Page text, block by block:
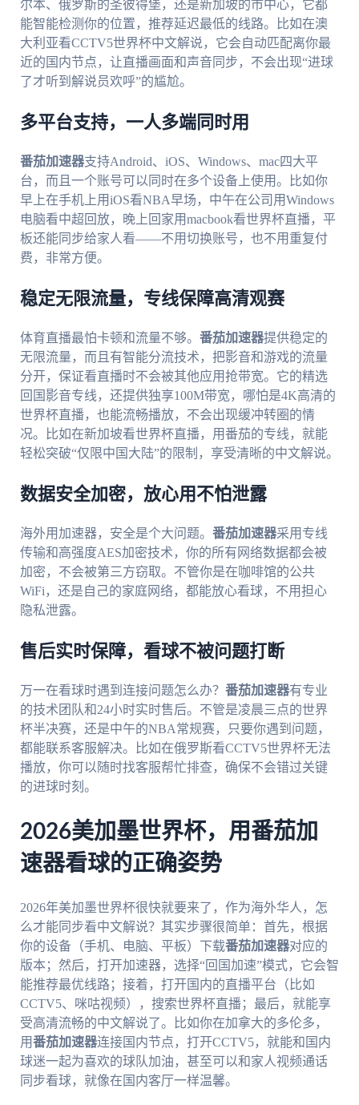
尔本、俄罗斯的圣彼得堡，还是新加坡的市中心，它都
能智能检测你的位置，推荐延迟最低的线路。比如在澳
大利亚看CCTV5世界杯中文解说，它会自动匹配离你最
近的国内节点，让直播画面和声音同步，不会出现“进球
了才听到解说员欢呼”的尴尬。
多平台支持，一人多端同时用
番茄加速器支持Android、iOS、Windows、mac四大平
台，而且一个账号可以同时在多个设备上使用。比如你
早上在手机上用iOS看NBA早场，中午在公司用Windows
电脑看中超回放，晚上回家用macbook看世界杯直播，平
板还能同步给家人看——不用切换账号，也不用重复付
费，非常方便。
稳定无限流量，专线保障高清观赛
体育直播最怕卡顿和流量不够。 番茄加速器提供稳定的
无限流量，而且有智能分流技术，把影音和游戏的流量
分开，保证看直播时不会被其他应用抢带宽。它的精选
回国影音专线，还提供独享100M带宽，哪怕是4K高清的
世界杯直播，也能流畅播放，不会出现缓冲转圈的情
况。比如在新加坡看世界杯直播，用番茄的专线，就能
轻松突破“仅限中国大陆”的限制，享受清晰的中文解说。
数据安全加密，放心用不怕泄露
海外用加速器，安全是个大问题。 番茄加速器采用专线
传输和高强度AES加密技术，你的所有网络数据都会被
加密，不会被第三方窃取。不管你是在咖啡馆的公共
WiFi，还是自己的家庭网络，都能放心看球，不用担心
隐私泄露。
售后实时保障，看球不被问题打断
万一在看球时遇到连接问题怎么办？ 番茄加速器有专业
的技术团队和24小时实时售后。不管是凌晨三点的世界
杯半决赛，还是中午的NBA常规赛，只要你遇到问题，
都能联系客服解决。比如在俄罗斯看CCTV5世界杯无法
播放，你可以随时找客服帮忙排查，确保不会错过关键
的进球时刻。
2026美加墨世界杯，用番茄加
速器看球的正确姿势
2026年美加墨世界杯很快就要来了，作为海外华人，怎
么才能同步看中文解说？其实步骤很简单：首先，根据
你的设备（手机、电脑、平板）下载番茄加速器对应的
版本；然后，打开加速器，选择“回国加速”模式，它会智
能推荐最优线路；接着，打开国内的直播平台（比如
CCTV5、咪咕视频），搜索世界杯直播；最后，就能享
受高清流畅的中文解说了。比如你在加拿大的多伦多，
用番茄加速器连接国内节点，打开CCTV5，就能和国内
球迷一起为喜欢的球队加油，甚至可以和家人视频通话
同步看球，就像在国内客厅一样温馨。